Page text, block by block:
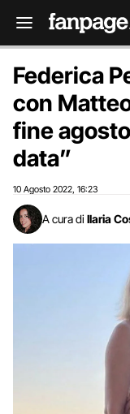
Federica
con
fine
data”
10 Agosto 2022 16:23
A cura di Ilaria